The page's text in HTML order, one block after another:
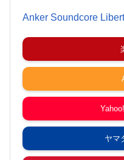
Anker Soundcore
ヤマ